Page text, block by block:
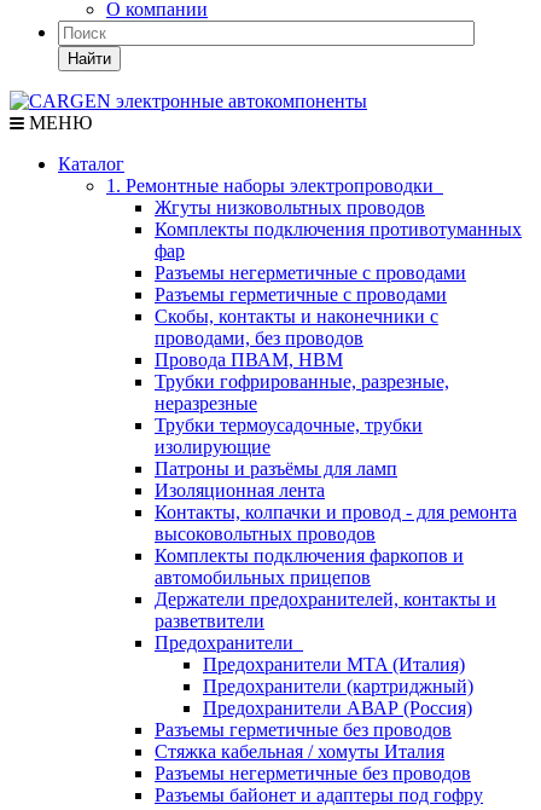
О компании
Найти
МЕНЮ
Каталог
1. Ремонтные наборы электропроводки
Жгуты низковольтных проводов
Комплекты подключения противотуманных
фар
Разъемы негерметичные с проводами
Разъемы герметичные с проводами
Скобы, контакты и наконечники с
проводами, без проводов
Провода ПВАМ, НВМ
Трубки гофрированные, разрезные,
неразрезные
Трубки термоусадочные, трубки
изолирующие
Патроны и разъёмы для ламп
Изоляционная лента
Контакты, колпачки и провод - для ремонта
высоковольтных проводов
Комплекты подключения фаркопов и
автомобильных прицепов
Держатели предохранителей, контакты и
разветвители
Предохранители
Предохранители MTA (Италия)
Предохранители (картриджный)
Предохранители АВАР (Россия)
Разъемы герметичные без проводов
Стяжка кабельная / хомуты Италия
Разъемы негерметичные без проводов
Разъемы байонет и адаптеры под гофру